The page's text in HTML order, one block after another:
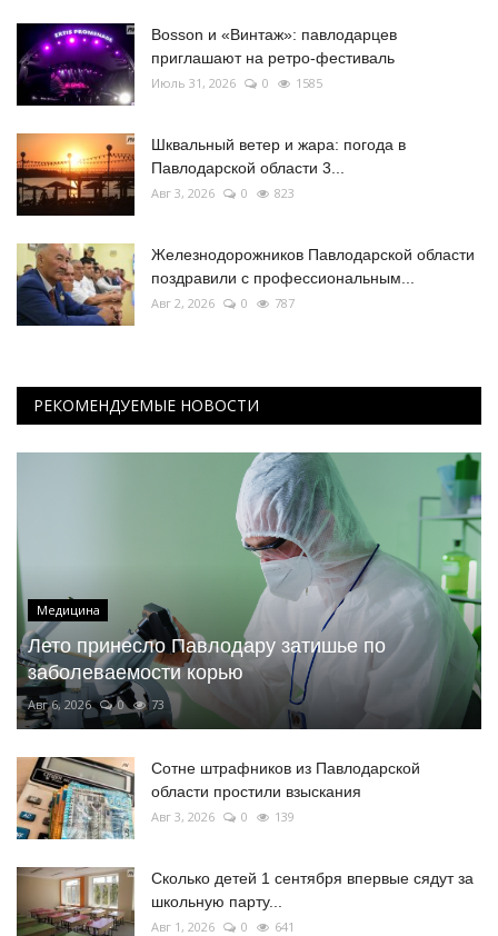
Bosson и «Винтаж»: павлодарцев
приглашают на ретро-фестиваль
Июль 31, 2026 0 1585
Шквальный ветер и жара: погода в
Павлодарской области 3...
Авг 3, 2026 0 823
Железнодорожников Павлодарской области
поздравили с профессиональным...
Авг 2, 2026 0 787
РЕКОМЕНДУЕМЫЕ НОВОСТИ
Медицина
Лето принесло Павлодару затишье по
заболеваемости корью
Авг 6, 2026 0 73
Сотне штрафников из Павлодарской
области простили взыскания
Авг 3, 2026 0 139
Сколько детей 1 сентября впервые сядут за
школьную парту...
Авг 1, 2026 0 641